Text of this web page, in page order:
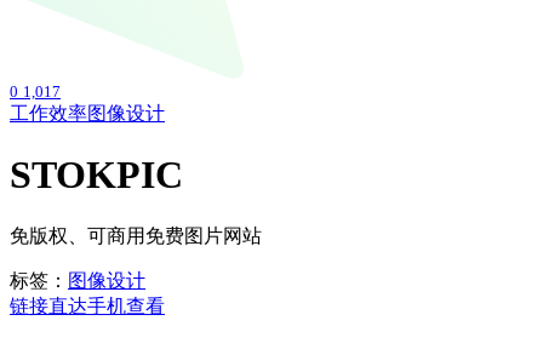
0 1,017
工作效率图像设计
STOKPIC
免版权、可商用免费图片网站
标签： 图像设计
链接直达手机查看